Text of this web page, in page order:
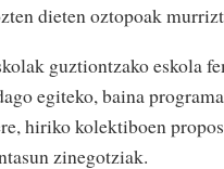
dieten oztopoak
guztiontzako eskola
egiteko, baina
hiriko kolektiboen
zinegotziak.